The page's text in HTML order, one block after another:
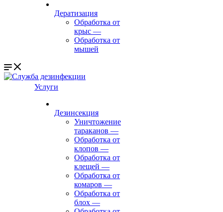
Дератизация
Обработка от
крыс —
Обработка от
мышей
Услуги
Дезинсекция
Уничтожение
тараканов —
Обработка от
клопов —
Обработка от
клещей —
Обработка от
комаров —
Обработка от
блох —